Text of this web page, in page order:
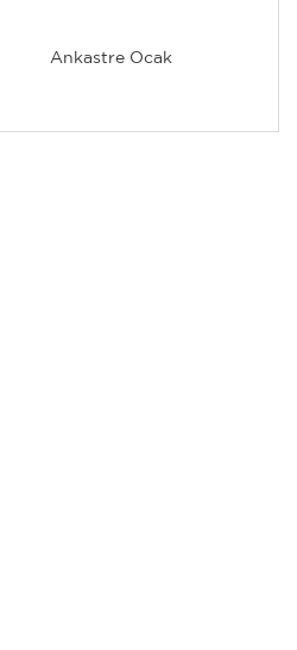
Ankastre Ocak